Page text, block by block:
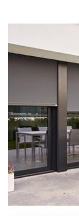
Montering
Markisen kan
fönsterrutan. Vill
markisen krävs
aluminiumprofil
Färgval på
Om du ska
glasparti/fönster,
pulverleverantör
matchning.
uppgifter vid
glasparti/fönster
- ange samma